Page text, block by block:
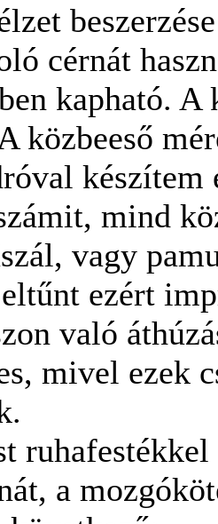
cérnát
kapható. A
közbeeső
mind
vagy
ezért
való
mivel ezek
a